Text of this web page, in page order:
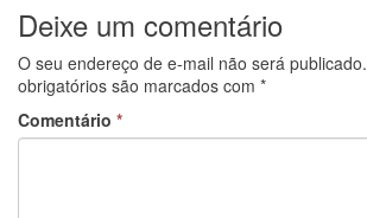
Deixe um comentário
O seu endereço de e-mail não será publicado.
obrigatórios são marcados com *
Comentário *